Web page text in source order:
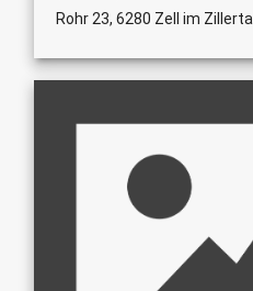
Rohr 23, 6280 Zell im Zillertal